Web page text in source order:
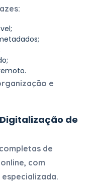
e
Digitalização de
de
, com